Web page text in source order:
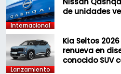
Internacional
de unidades
Lanzamiento
Kia Seltos
renueva en
conocido SUV